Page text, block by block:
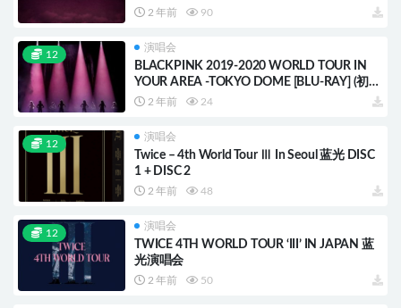
2 年前 90
12
演唱会
BLACKPINK 2019-2020 WORLD TOUR IN
YOUR AREA -TOKYO DOME [BLU-RAY] (初回
限定版)(日本版)
2 年前 24
12
演唱会
Twice – 4th World Tour Ⅲ In Seoul 蓝光 DISC
1 + DISC 2
2 年前 48
12
演唱会
TWICE 4TH WORLD TOUR ‘III’ IN JAPAN 蓝
光演唱会
2 年前 50